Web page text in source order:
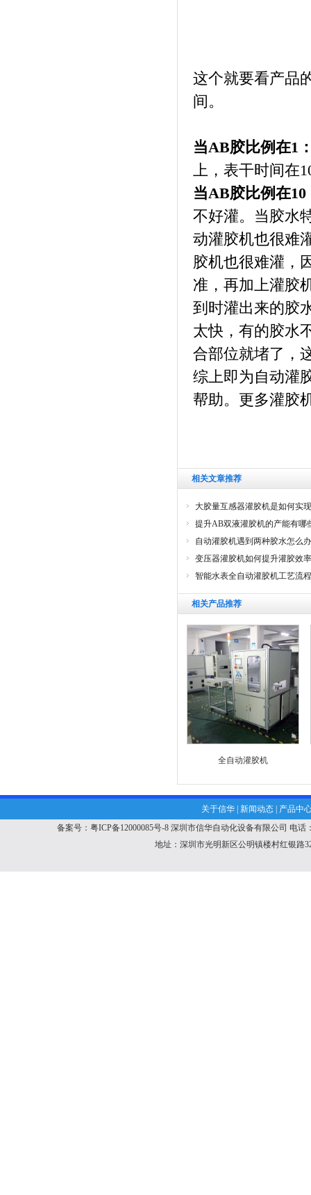
这个就要看产品
间。
当AB胶比例在1
上，表干时间在
当AB胶比例在10
不好灌。当胶水
动灌胶机也很难
胶机也很难灌，
准，再加上灌胶
到时灌出来的胶
太快，有的胶水
合部位就堵了，
综上即为自动灌
帮助。更多灌胶
相关文章推荐
大胶量互感器灌胶机是如何实
提升AB双液灌胶机的产能有哪
自动灌胶机遇到两种胶水怎么
变压器灌胶机如何提升灌胶效
智能水表全自动灌胶机工艺流
相关产品推荐
全自动灌胶机
关于信华| 新闻动态|
产品中
备案号：粤ICP备12000085号-8 深圳市信华自动化设备有限公司 电话
地址：深圳市光明新区公明镇楼村红银路